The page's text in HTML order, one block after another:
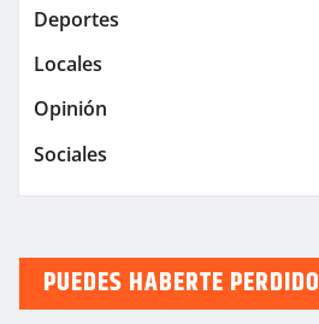
Deportes
Locales
Opinión
Sociales
PUEDES HABERTE PERDIDO